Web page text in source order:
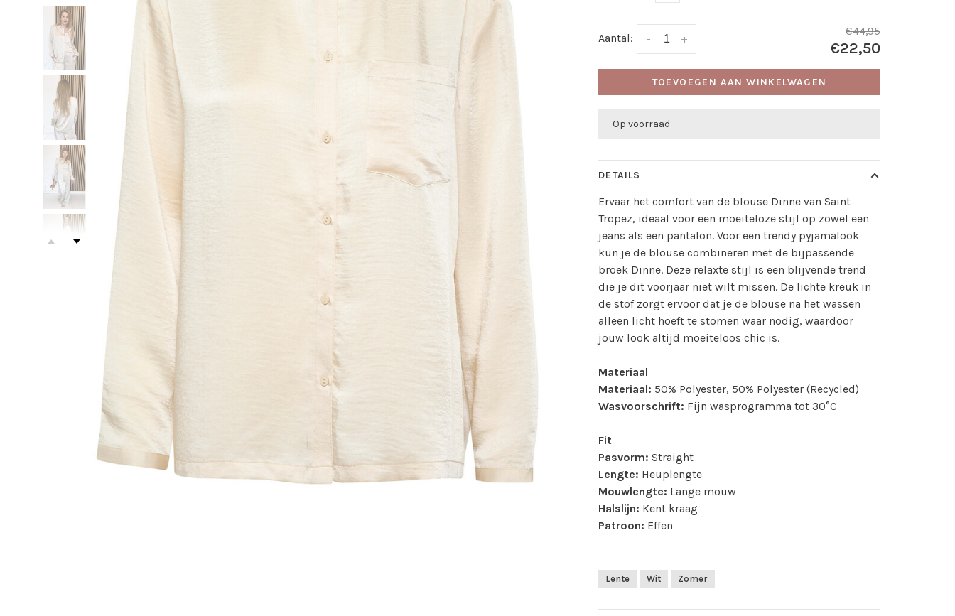
Aantal: +
-
€44,95
€22,50
TOEVOEGEN AAN WINKELWAGEN
Op voorraad
DETAILS
Ervaar het comfort van de blouse Dinne van Saint
Tropez, ideaal voor een moeiteloze stijl op zowel een
jeans als een pantalon. Voor een trendy pyjamalook
kun je de blouse combineren met de bijpassende
broek Dinne. Deze relaxte stijl is een blijvende trend
die je dit voorjaar niet wilt missen. De lichte kreuk in
de stof zorgt ervoor dat je de blouse na het wassen
alleen licht hoeft te stomen waar nodig, waardoor
jouw look altijd moeiteloos chic is.
Materiaal
Materiaal: 50% Polyester, 50% Polyester (Recycled)
Wasvoorschrift: Fijn wasprogramma tot 30°C
Fit
Pasvorm: Straight
Lengte: Heuplengte
Mouwlengte: Lange mouw
Halslijn: Kent kraag
Patroon: Effen
Lente Wit Zomer